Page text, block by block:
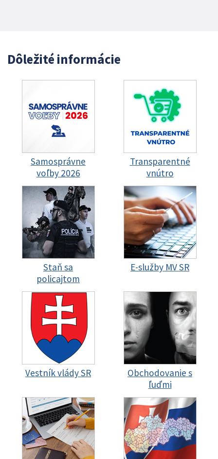
Dôležité informácie
Samosprávne
voľby 2026
Transparentné
vnútro
Staň sa
policajtom
E-služby MV SR
Vestník vlády SR
Obchodovanie s
ľuďmi